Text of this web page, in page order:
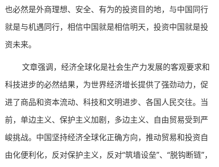
也必然是外商理想、安全、有为的投资目的地，与中国同行
就是与机遇同行，相信中国就是相信明天，投资中国就是投
资未来。
文章强调，经济全球化是社会生产力发展的客观要求和
科技进步的必然结果，为世界经济增长提供了强劲动力，促
进了商品和资本流动、科技和文明进步、各国人民交往。当
前，单边主义、保护主义加剧，多边主义、自由贸易受到严
峻挑战。中国坚持经济全球化正确方向，推动贸易和投资自
由化便利化，反对保护主义，反对“筑墙设垒”、“脱钩断链”，